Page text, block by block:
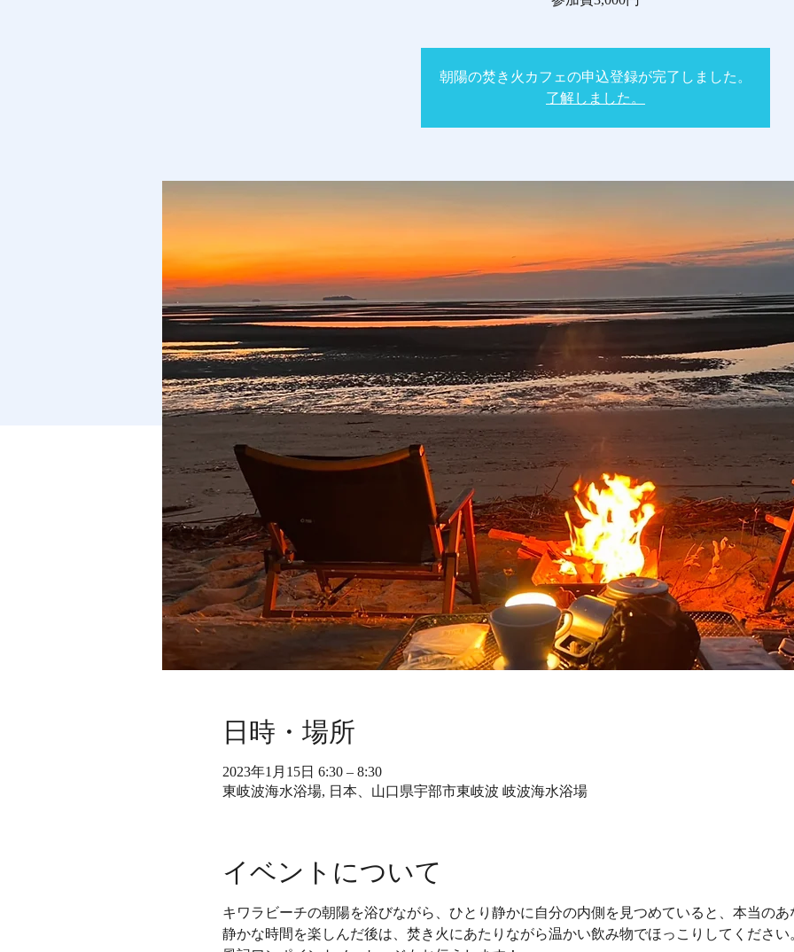
朝陽の焚き火カフェの申込登録が完了しました。
了解しました。
日時・場所
2023年1月15日 6:30 – 8:30
東岐波海水浴場, 日本、山口県宇部市東岐波 岐波海水浴場
イベントについて
キワラビーチの朝陽を浴びながら、ひとり静かに自分の内側を見つめていると、本当の
静かな時間を楽しんだ後は、焚き火にあたりながら温かい飲み物でほっこりしてください